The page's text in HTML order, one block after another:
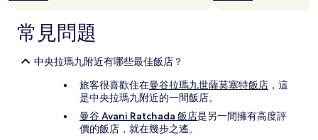
變
動，
能
常見問題
中央拉瑪九附近有哪些最佳飯店？
旅客很喜歡住在曼谷拉瑪九世薩莫塞特飯店 ，這
是中央拉瑪九附近的一間飯店。
曼谷 Avani Ratchada 飯店是另一間擁有高度評
價的飯店，就在幾步之遙。